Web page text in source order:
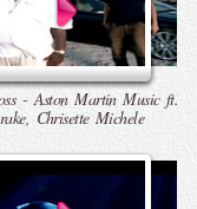
- Aston Martin Music ft.
Chrisette Michele